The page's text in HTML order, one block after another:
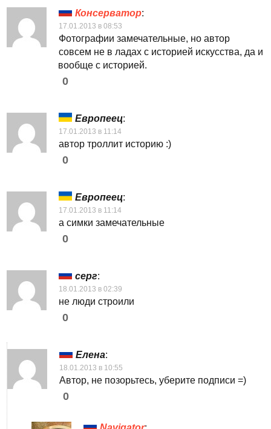
Консерватор:
17.01.2013 в 08:53
Фотографии замечательные, но автор
совсем не в ладах с историей искусства, да и
вообще с историей.
0
Европеец:
17.01.2013 в 11:14
автор троллит историю :)
0
Европеец:
17.01.2013 в 11:14
а симки замечательные
0
серг:
18.01.2013 в 02:39
не люди строили
0
Елена:
18.01.2013 в 10:55
Автор, не позорьтесь, уберите подписи =)
0